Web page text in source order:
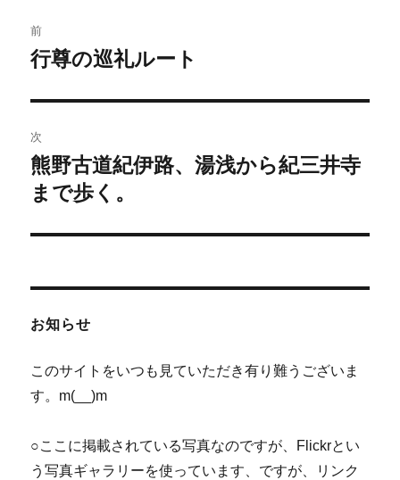
稿
ビ
ゲ
ー
シ
ン
前
前
投
稿:
行尊の巡礼ルート
次
次
の
稿:
熊野古道紀伊路、湯浅から紀三井寺
まで歩く。
お知らせ
このサイトをいつも見ていただき有り難うございま
す。m(__)m
○ここに掲載されている写真なのですが、Flickrとい
う写真ギャラリーを使っています、ですが、リンク